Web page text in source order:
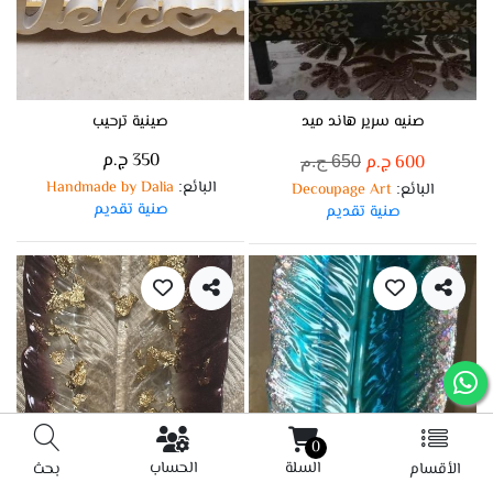
الأقسام
0
السلة
الحساب بحث
صنيه سرير هاند ميد
600 ج.م 650 ج.م
البائع:
Decoupage Art
صنية تقديم
صينية ترحيب
350 ج.م
البائع:
Handmade by Dalia
صنية تقديم